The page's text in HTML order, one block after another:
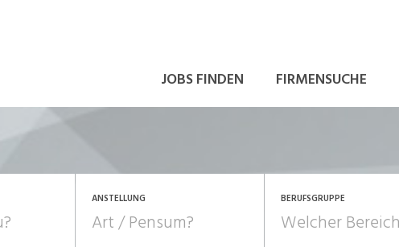
JOBS FINDEN FIRMENSUCHE
ANSTELLUNG BERUFSGRUPPE